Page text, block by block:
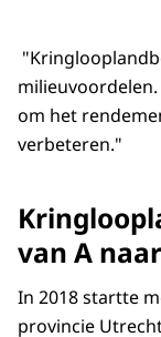
om het
verbeteren."
van A
In 2018 startte
provincie